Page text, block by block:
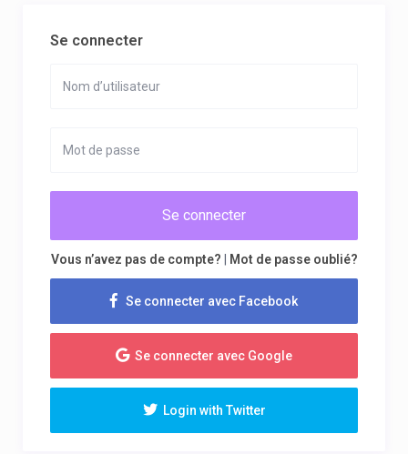
Se connecter
Se connecter
Vous n’avez pas de compte? | Mot de passe oublié?
Se connecter avec Facebook
Se connecter avec Google
Login with Twitter